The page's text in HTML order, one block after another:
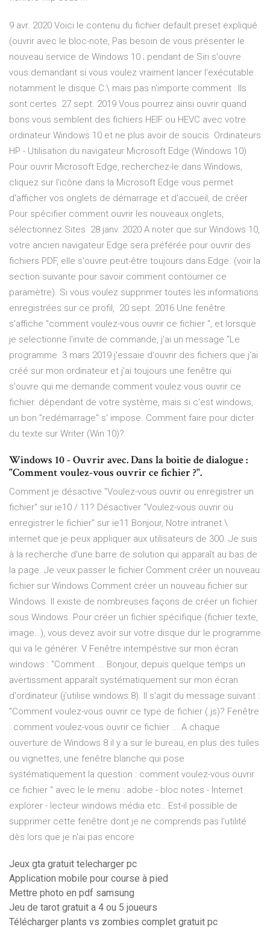
9 avr. 2020 Voici le contenu du fichier default.preset expliqué
(ouvrir avec le bloc-note, Pas besoin de vous présenter le
nouveau service de Windows 10 ; pendant de Siri s'ouvre
vous demandant si vous voulez vraiment lancer l'exécutable.
notamment le disque C:\ mais pas n'importe comment : Ils
sont certes 27 sept. 2019 Vous pourrez ainsi ouvrir quand
bons vous semblent des fichiers HEIF ou HEVC avec votre
ordinateur Windows 10 et ne plus avoir de soucis Ordinateurs
HP - Utilisation du navigateur Microsoft Edge (Windows 10)
Pour ouvrir Microsoft Edge, recherchez-le dans Windows,
cliquez sur l'icône dans la Microsoft Edge vous permet
d'afficher vos onglets de démarrage et d'accueil, de créer
Pour spécifier comment ouvrir les nouveaux onglets,
sélectionnez Sites 28 janv. 2020 A noter que sur Windows 10,
votre ancien navigateur Edge sera préférée pour ouvrir des
fichiers PDF, elle s'ouvre peut-être toujours dans Edge. (voir la
section suivante pour savoir comment contourner ce
paramètre). Si vous voulez supprimer toutes les informations
enregistrées sur ce profil, 20 sept. 2016 Une fenêtre
s'affiche "comment voulez-vous ouvrir ce fichier ", et lorsque
je selectionne l'invite de commande, j'ai un message "Le
programme 3 mars 2019 j'essaie d'ouvrir des fichiers que j'ai
créé sur mon ordinateur et j'ai toujours une fenêtre qui
s'ouvre qui me demande comment voulez vous ouvrir ce
fichier. dépendant de votre système, mais si c'est windows,
un bon "redémarrage" s' impose. Comment faire pour dicter
du texte sur Writer (Win 10)?.
Windows 10 - Ouvrir avec. Dans la boitie de dialogue :
"Comment voulez-vous ouvrir ce fichier ?".
Comment je désactive "Voulez-vous ouvrir ou enregistrer un
fichier" sur ie10 / 11? Désactiver "Voulez-vous ouvrir ou
enregistrer le fichier" sur ie11 Bonjour, Notre intranet \
internet que je peux appliquer aux utilisateurs de 300. Je suis
à la recherche d'une barre de solution qui apparaît au bas de
la page. Je veux passer le fichier Comment créer un nouveau
fichier sur Windows Comment créer un nouveau fichier sur
Windows. Il existe de nombreuses façons de créer un fichier
sous Windows. Pour créer un fichier spécifique (fichier texte,
image…), vous devez avoir sur votre disque dur le programme
qui va le générer. V Fenêtre intempéstive sur mon écran
windows : "Comment ... Bonjour, depuis quelque temps un
avertissment apparaît systématiquement sur mon écran
d'ordinateur (j'utilise windows 8). Il s'agit du message suivant :
"Comment voulez-vous ouvrir ce type de fichier (.js)? Fenêtre
: comment voulez-vous ouvrir ce fichier ... A chaque
ouverture de Windows 8 il y a sur le bureau, en plus des tuiles
ou vignettes, une fenêtre blanche qui pose
systématiquement la question : comment voulez-vous ouvrir
ce fichier " avec le le menu : adobe - bloc notes - Internet
explorer - lecteur windows média etc.. Est-il possible de
supprimer cette fenêtre dont je ne comprends pas l'utilité
dès lors que je n'ai pas encore
Jeux gta gratuit telecharger pc
Application mobile pour course à pied
Mettre photo en pdf samsung
Jeu de tarot gratuit a 4 ou 5 joueurs
Télécharger plants vs zombies complet gratuit pc